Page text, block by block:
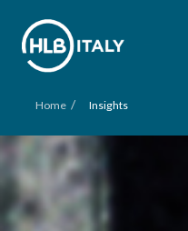
Home / Insights